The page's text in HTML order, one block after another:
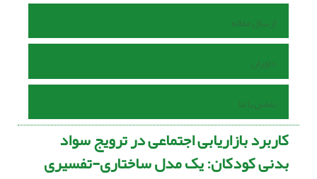
ارسال مقاله
داوران
تماس با ما
کاربرد بازاریابی اجتماعی در ترویج سواد
بدنی کودکان: یک مدل ساختاری-تفسیری